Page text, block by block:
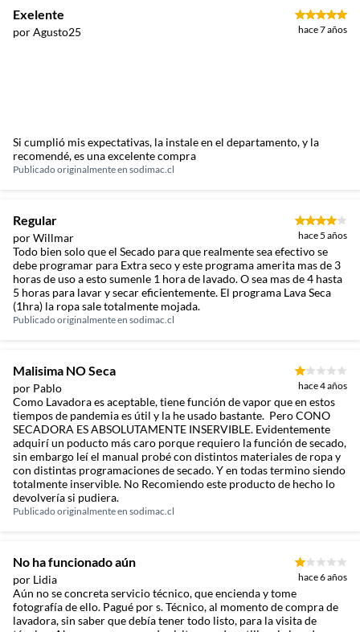
Exelente
por Agusto25 hace 7 años
Si cumplió mis expectativas, la instale en el departamento, y la
recomendé, es una excelente compra
Publicado originalmente en sodimac.cl
Regular
por Willmar hace 5 años
Todo bien solo que el Secado para que realmente sea efectivo se
debe programar para Extra seco y este programa amerita mas de 3
horas de uso a esto sumenle 1 hora de lavado. O sea mas de 4 hasta
5 horas para lavar y secar eficientemente. El programa Lava Seca
(1hra) la ropa sale totalmente mojada.
Publicado originalmente en sodimac.cl
Malisima NO Seca
por Pablo hace 4 años
Como Lavadora es aceptable, tiene función de vapor que en estos
tiempos de pandemia es útil y la he usado bastante. Pero CONO
SECADORA ES ABSOLUTAMENTE INSERVIBLE. Evidentemente
adquirí un poducto más caro porque requiero la función de secado,
sin embargo leí el manual probé con distintos materiales de ropa y
con distintas programaciones de secado. Y en todas termino siendo
totalmente inservible. No Recomiendo este producto de hecho lo
devolvería si pudiera.
Publicado originalmente en sodimac.cl
No ha funcionado aún
por Lidia hace 6 años
Aún no se concreta servicio técnico, que encienda y tome
fotografía de ello. Pagué por s. Técnico, al momento de compra de
lavadora, sin saber que debía tener todo listo, para la visita de